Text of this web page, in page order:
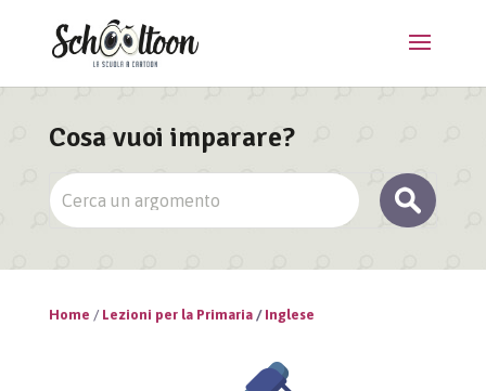
Cosa vuoi imparare?
Home / Lezioni per la Primaria/ Inglese